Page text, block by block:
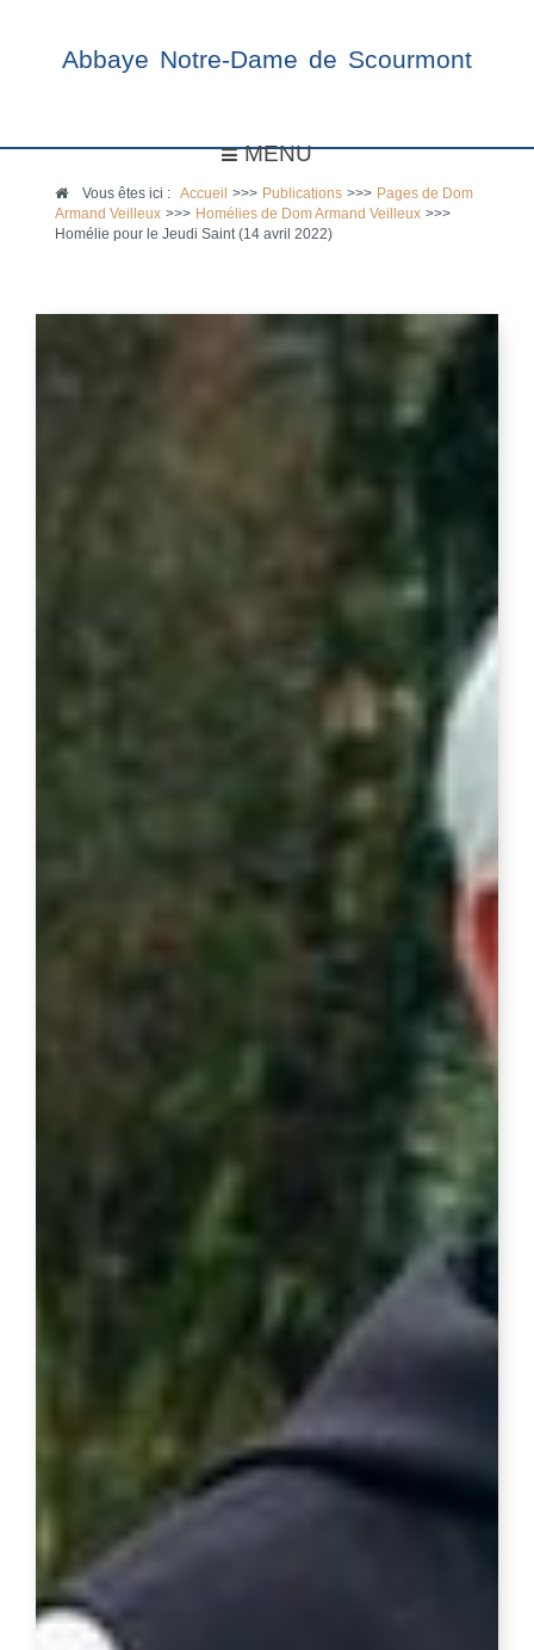
Abbaye Notre-Dame de Scourmont
MENU
Vous êtes ici :Accueil >>> Publications >>> Pages de Dom
Armand Veilleux >>> Homélies de Dom Armand Veilleux >>>
Homélie pour le Jeudi Saint (14 avril 2022)